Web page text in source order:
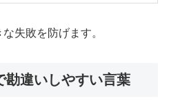
失敗を防げます。
勘違いしやすい言葉